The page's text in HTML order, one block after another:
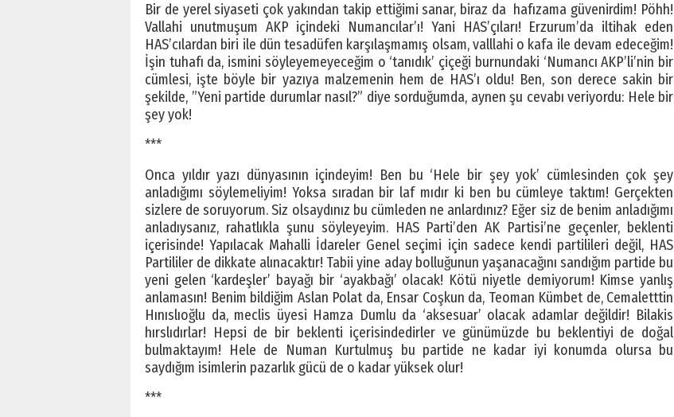
Bir de yerel siyaseti çok yakından takip ettiğimi sanar, biraz da hafızama güvenirdim! Pöhh!
Vallahi unutmuşum AKP içindeki Numancılar’ı! Yani HAS’çıları! Erzurum’da iltihak eden
HAS’cılardan biri ile dün tesadüfen karşılaşmamış olsam, valllahi o kafa ile devam edeceğim!
İşin tuhafı da, ismini söyleyemeyeceğim o ‘tanıdık’ çiçeği burnundaki ‘Numancı AKP’li’nin bir
cümlesi, işte böyle bir yazıya malzemenin hem de HAS’ı oldu! Ben, son derece sakin bir
şekilde, ”Yeni partide durumlar nasıl?” diye sorduğumda, aynen şu cevabı veriyordu: Hele bir
şey yok!
***
Onca yıldır yazı dünyasının içindeyim! Ben bu ‘Hele bir şey yok’ cümlesinden çok şey
anladığımı söylemeliyim! Yoksa sıradan bir laf mıdır ki ben bu cümleye taktım! Gerçekten
sizlere de soruyorum. Siz olsaydınız bu cümleden ne anlardınız? Eğer siz de benim anladığımı
anladıysanız, rahatlıkla şunu söyleyeyim. HAS Parti’den AK Partisi’ne geçenler, beklenti
içerisinde! Yapılacak Mahalli İdareler Genel seçimi için sadece kendi partilileri değil, HAS
Partililer de dikkate alınacaktır! Tabii yine aday bolluğunun yaşanacağını sandığım partide bu
yeni gelen ‘kardeşler’ bayağı bir ‘ayakbağı’ olacak! Kötü niyetle demiyorum! Kimse yanlış
anlamasın! Benim bildiğim Aslan Polat da, Ensar Coşkun da, Teoman Kümbet de, Cemaletttin
Hınıslıoğlu da, meclis üyesi Hamza Dumlu da ‘aksesuar’ olacak adamlar değildir! Bilakis
hırslıdırlar! Hepsi de bir beklenti içerisindedirler ve günümüzde bu beklentiyi de doğal
bulmaktayım! Hele de Numan Kurtulmuş bu partide ne kadar iyi konumda olursa bu
saydığım isimlerin pazarlık gücü de o kadar yüksek olur!
***